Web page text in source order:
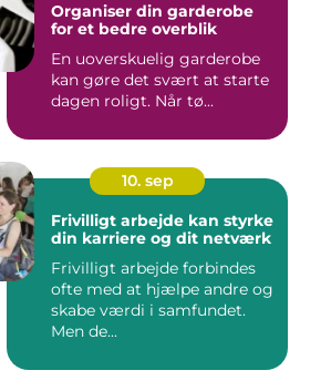
Organiser din garderobe
for et bedre overblik
En uoverskuelig garderobe
kan gøre det svært at starte
dagen roligt. Når tø...
10. sep
Frivilligt arbejde kan styrke
din karriere og dit netværk
Frivilligt arbejde forbindes
ofte med at hjælpe andre og
skabe værdi i samfundet.
Men de...